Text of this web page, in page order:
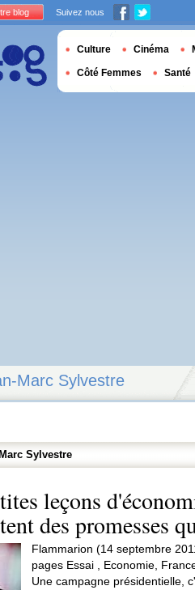
Marc Sylvestre
Sylvestre
leçons
des promesses
Flammarion (14 septembre
pages Essai , Economie,
Une campagne présidentielle,
blog Suivez nous
Culture Cinéma
Côté Femmes Santé